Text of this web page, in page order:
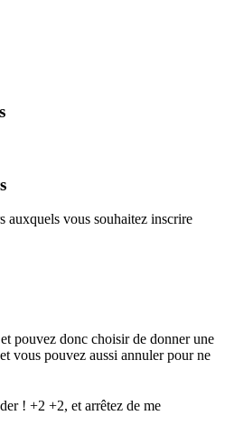
auxquels vous souhaitez inscrire
pouvez donc choisir de donner une
vous pouvez aussi annuler pour ne
! +2 +2, et arrêtez de me